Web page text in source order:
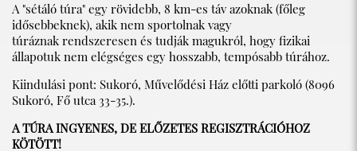
A "sétáló túra" egy rövidebb, 8 km-es táv azoknak (főleg
idősebbeknek), akik nem sportolnak vagy
túráznak rendszeresen és tudják magukról, hogy fizikai
állapotuk nem elégséges egy hosszabb, tempósabb túrához.
Kiindulási pont: Sukoró, Művelődési Ház előtti parkoló (8096
Sukoró, Fő utca 33-35.).
A TÚRA INGYENES, DE ELŐZETES REGISZTRÁCIÓHOZ
KÖTÖTT!